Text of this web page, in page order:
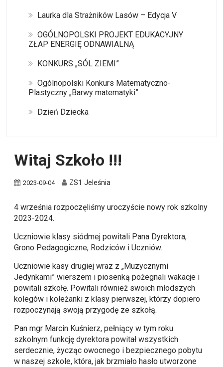
Laurka dla Strażników Lasów – Edycja V
OGÓLNOPOLSKI PROJEKT EDUKACYJNY
ZŁAP ENERGIĘ ODNAWIALNĄ
KONKURS „SÓL ZIEMI”
Ogólnopolski Konkurs Matematyczno-
Plastyczny „Barwy matematyki”
Dzień Dziecka
Witaj Szkoło !!!
2023-09-04 ZS1 Jeleśnia
4 września rozpoczęliśmy uroczyście nowy rok szkolny
2023-2024.
Uczniowie klasy siódmej powitali Pana Dyrektora,
Grono Pedagogiczne, Rodziców i Uczniów.
Uczniowie kasy drugiej wraz z „Muzycznymi
Jedynkami” wierszem i piosenką pożegnali wakacje i
powitali szkołę. Powitali również swoich młodszych
kolegów i koleżanki z klasy pierwszej, którzy dopiero
rozpoczynają swoją przygodę ze szkołą.
Pan mgr Marcin Kuśnierz, pełniący w tym roku
szkolnym funkcję dyrektora powitał wszystkich
serdecznie, życząc owocnego i bezpiecznego pobytu
w naszej szkole, która, jak brzmiało hasło utworzone